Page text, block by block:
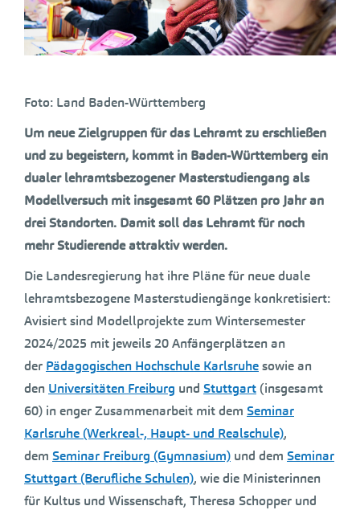
Foto: Land Baden-Württemberg
Um neue Zielgruppen für das Lehramt zu erschließen
und zu begeistern, kommt in Baden-Württemberg ein
dualer lehramtsbezogener Masterstudiengang als
Modellversuch mit insgesamt 60 Plätzen pro Jahr an
drei Standorten. Damit soll das Lehramt für noch
mehr Studierende attraktiv werden.
Die Landesregierung hat ihre Pläne für neue duale
lehramtsbezogene Masterstudiengänge konkretisiert:
Avisiert sind Modellprojekte zum Wintersemester
2024/2025 mit jeweils 20 Anfängerplätzen an
der Pädagogischen Hochschule Karlsruhesowie an
den Universitäten Freiburg und Stuttgart (insgesamt
60) in enger Zusammenarbeit mit dem Seminar
Karlsruhe (Werkreal-, Haupt- und Realschule),
dem Seminar Freiburg (Gymnasium) und dem Seminar
Stuttgart (Berufliche Schulen), wie die Ministerinnen
für Kultus und Wissenschaft, Theresa Schopper und